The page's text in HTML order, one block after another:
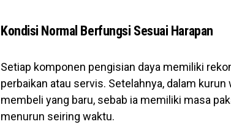
Kondisi Normal Berfungsi Sesuai Harapan
Setiap komponen pengisian daya memiliki
perbaikan atau servis. Setelahnya, dalam
membeli yang baru, sebab ia memiliki masa
menurun seiring waktu.